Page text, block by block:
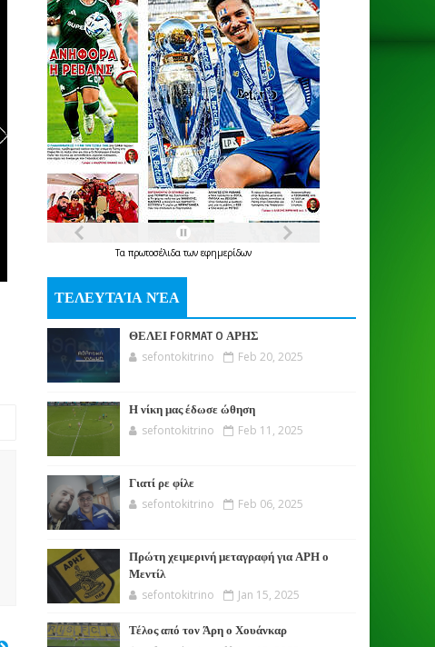
Τα πρωτοσέλιδατων εφημερίδων
ΤΕΛΕΥΤΑΊΑ ΝΈΑ
ΘΕΛΕΙ FORMAT O ΑΡΗΣ
sefontokitrino Feb 20, 2025
Η νίκη μας έδωσε ώθηση
sefontokitrino Feb 11, 2025
Γιατί ρε φίλε
sefontokitrino Feb 06, 2025
Πρώτη χειμερινή μεταγραφή για ΑΡΗ ο
Μεντίλ
sefontokitrino Jan 15, 2025
Τέλος από τον Άρη ο Χουάνκαρ